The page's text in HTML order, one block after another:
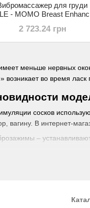
меньше нервных
возникает во время
сосков
вагину. В интернет-
–
для груди
- MOMO Breast
2 723.24 грн